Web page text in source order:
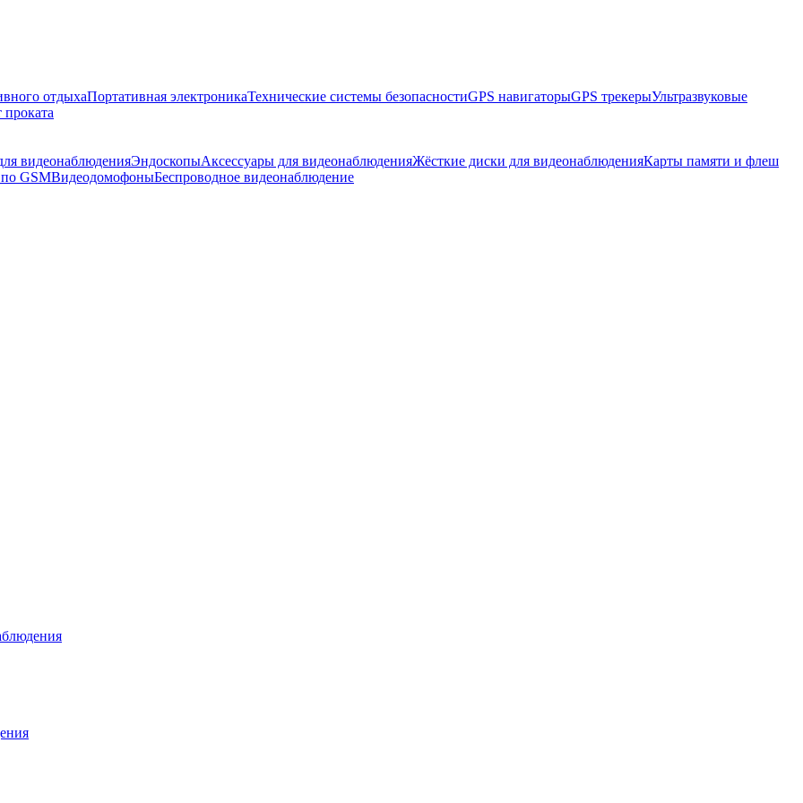
отдыхаПортативная электроникаТехнические системы безопасностиGPS навигаторыGPS трекерыУльтразвуковые
видеонаблюденияЭндоскопыАксессуары для видеонаблюденияЖёсткие диски для видеонаблюденияКарты памяти и флеш
GSMВидеодомофоныБеспроводное видеонаблюдение